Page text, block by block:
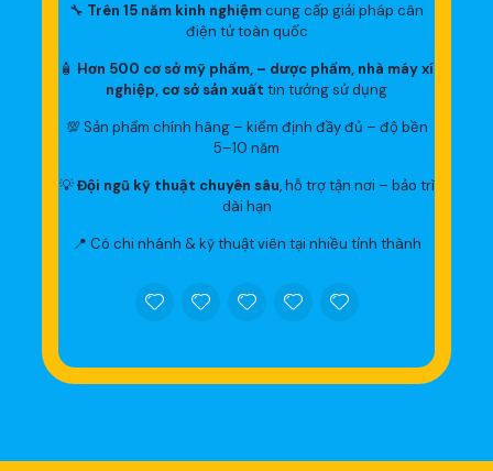
🔧 Trên 15 năm kinh nghiệmcung cấp giải pháp cân
điện tử toàn quốc
🧴 Hơn 500 cơ sở mỹ phẩm, – dược phẩm, nhà máy xí
nghiệp, cơ sở sản xuất tin tưởng sử dụng
💯 Sản phẩm chính hãng – kiểm định đầy đủ – độ bền
5–10 năm
💡Đội ngũ kỹ thuật chuyên sâu, hỗ trợ tận nơi – bảo trì
dài hạn
📍 Có chi nhánh & kỹ thuật viên tại nhiều tỉnh thành